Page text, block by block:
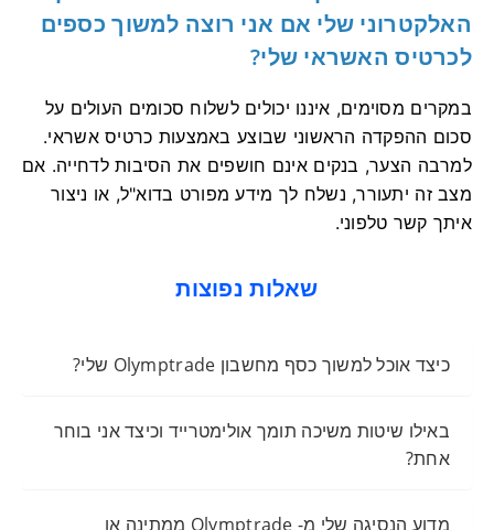
האלקטרוני שלי אם אני רוצה למשוך כספים
לכרטיס האשראי שלי?
במקרים מסוימים, איננו יכולים לשלוח סכומים העולים על
סכום ההפקדה הראשוני שבוצע באמצעות כרטיס אשראי.
למרבה הצער, בנקים אינם חושפים את הסיבות לדחייה. אם
מצב זה יתעורר, נשלח לך מידע מפורט בדוא"ל, או ניצור
איתך קשר טלפוני.
שאלות נפוצות
כיצד אוכל למשוך כסף מחשבון Olymptrade שלי?
באילו שיטות משיכה תומך אולימטרייד וכיצד אני בוחר
אחת?
מדוע הנסיגה שלי מ- Olymptrade ממתינה או